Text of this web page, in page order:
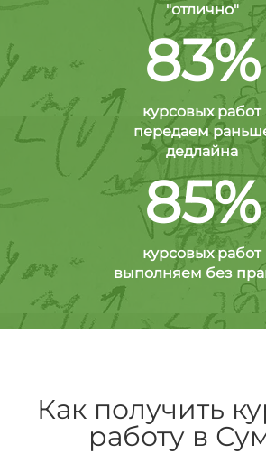
"отлично"
83%
курсовых работ
передаем
дедлайна
85%
курсовых работ
выполняем без
Как получить
работу в